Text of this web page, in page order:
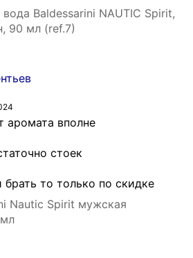
Baldessarini NAUTIC Spirit,
90 мл (ref.7)
аромата вполне
стоек
брать то только по скидке
Nautic Spirit мужская